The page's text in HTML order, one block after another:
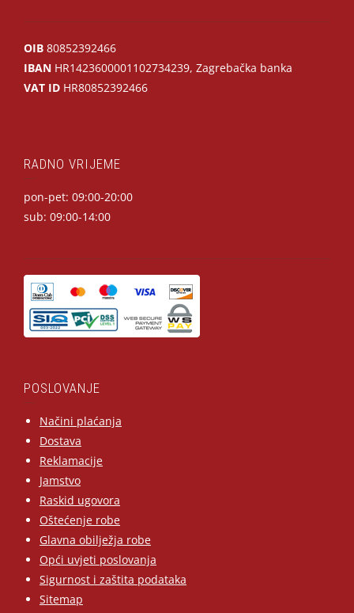
OIB 80852392466
IBAN HR1423600001102734239, Zagrebačka banka
VAT ID HR80852392466
RADNO VRIJEME
pon-pet: 09:00-20:00
sub: 09:00-14:00
POSLOVANJE
Načini plaćanja
Dostava
Reklamacije
Jamstvo
Raskid ugovora
Oštećenje robe
Glavna obilježja robe
Opći uvjeti poslovanja
Sigurnost i zaštita podataka
Sitemap